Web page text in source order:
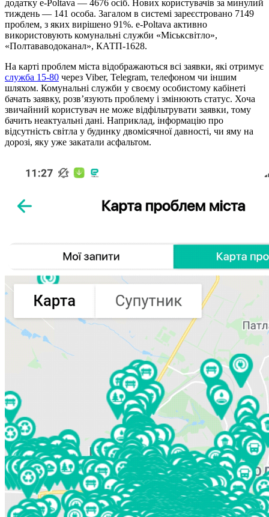
додатку e-Poltava — 4676 осіб. Нових користувачів за минулий
тиждень — 141 особа. Загалом в системі зареєстровано 7149
проблем, з яких вирішено 91%. e-Poltava активно
використовують комунальні служби «Міськсвітло»,
«Полтававодоканал», КАТП-1628.
На карті проблем міста відображаються всі заявки, які отримує
служба 15-80 через Viber, Telegram, телефоном чи іншим
шляхом. Комунальні служби у своєму особистому кабінеті
бачать заявку, розв’язують проблему і змінюють статус. Хоча
звичайний користувач не може відфільтрувати заявки, тому
бачить неактуальні дані. Наприклад, інформацію про
відсутність світла у будинку двомісячної давності, чи яму на
дорозі, яку уже закатали асфальтом.